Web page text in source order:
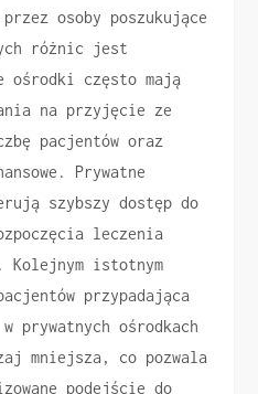
osoby poszukujące
różnic jest
ośrodki często mają
na przyjęcie ze
pacjentów oraz
Prywatne
szybszy dostęp do
leczenia
Kolejnym istotnym
przypadająca
prywatnych ośrodkach
mniejsza, co pozwala
podejście do